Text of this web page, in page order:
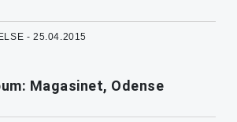
- 25.04.2015
Magasinet, Odense